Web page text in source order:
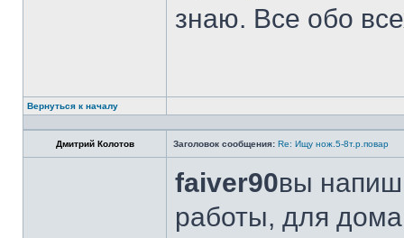
знаю. Все обо
Вернуться к началу
Дмитрий Колотов Заголовок сообщения: Re: Ищу нож.5-8т.р.повар
faiver90вы
работы, для